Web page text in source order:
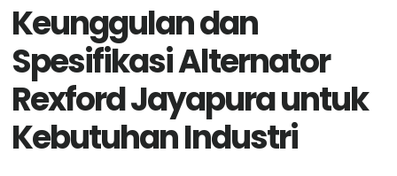
Keunggulan dan
Spesifikasi Alternator
Rexford Jayapura untuk
Kebutuhan Industri